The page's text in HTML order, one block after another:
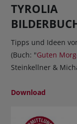
TYROLIA
Tipps und Ideen
(Buch: "Guten
Steinkellner &
Download